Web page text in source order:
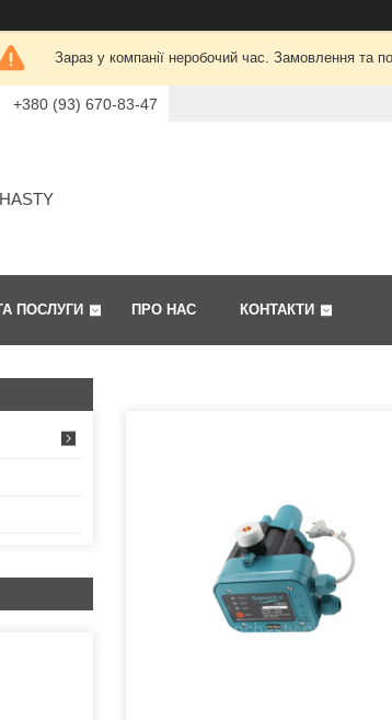
Зараз у компанії неробочий час. Замовлення та
+380 (93) 670-83-47
ПОСЛУГИ ПРО НАС КОНТАКТИ